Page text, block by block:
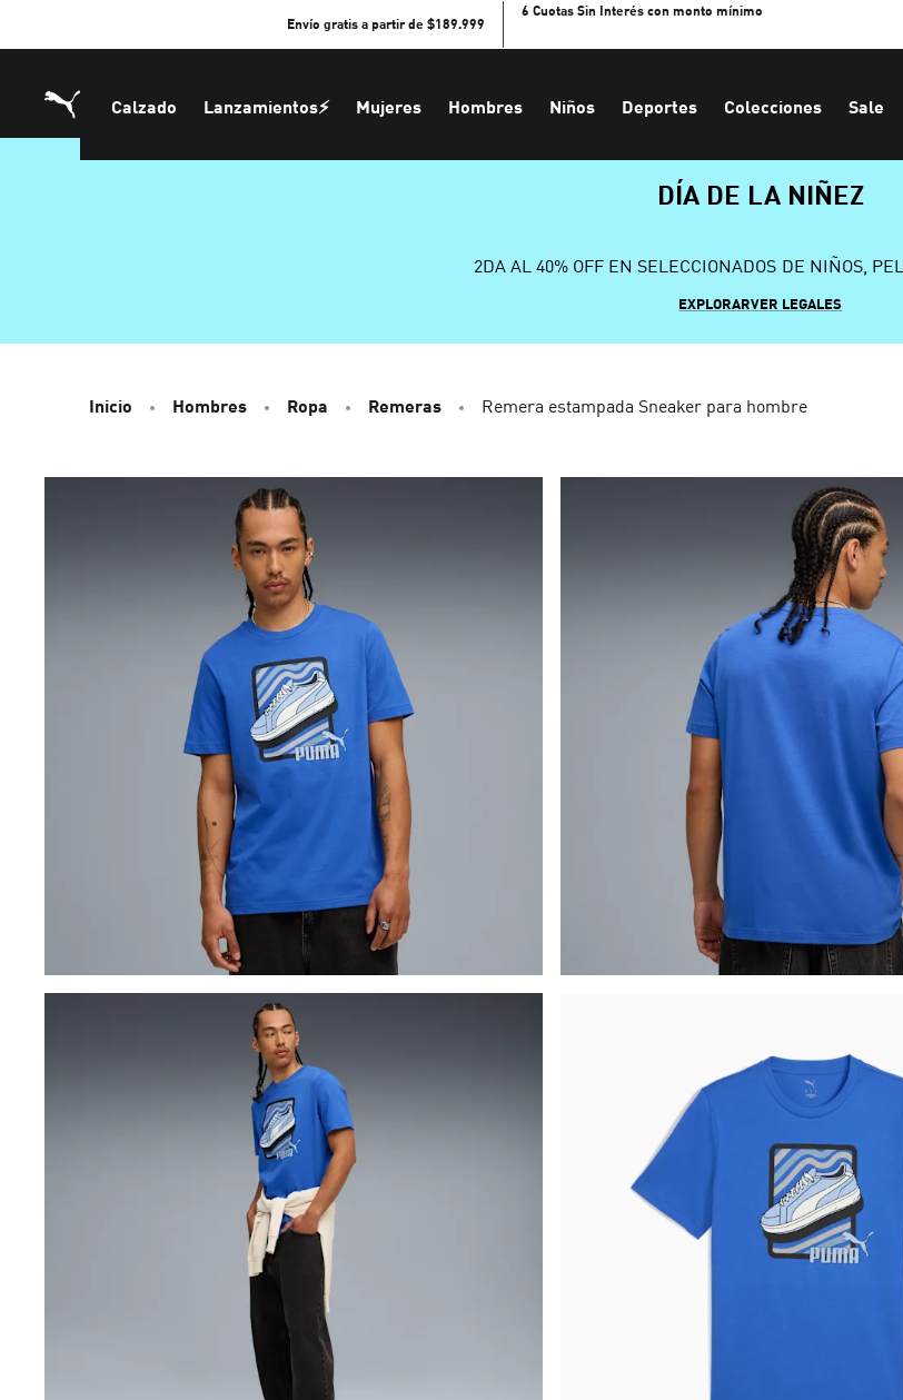
Envío gratis a partir de $189.999
6 Cuotas Sin Interés con monto mínimo
Calzado Lanzamientos⚡ Mujeres Hombres Niños Deportes Colecciones Sale
DÍA DE LA NIÑEZ
2DA AL 40% OFF EN SELECCIONADOS DE NIÑOS,
EXPLORARVER LEGALES
Inicio Hombres Ropa Remeras Remera estampada Sneaker para hombre